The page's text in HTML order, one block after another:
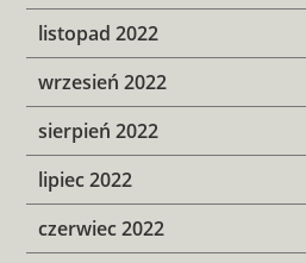
listopad 2022
wrzesień 2022
sierpień 2022
lipiec 2022
czerwiec 2022